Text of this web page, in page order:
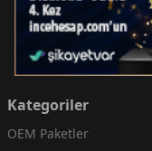
Kategoriler
OEM Paketler